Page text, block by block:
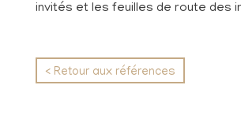
invités et les feuilles de route des
< Retour aux références